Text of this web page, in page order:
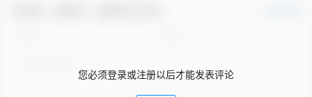
您必须登录或注册以后才能发表评论